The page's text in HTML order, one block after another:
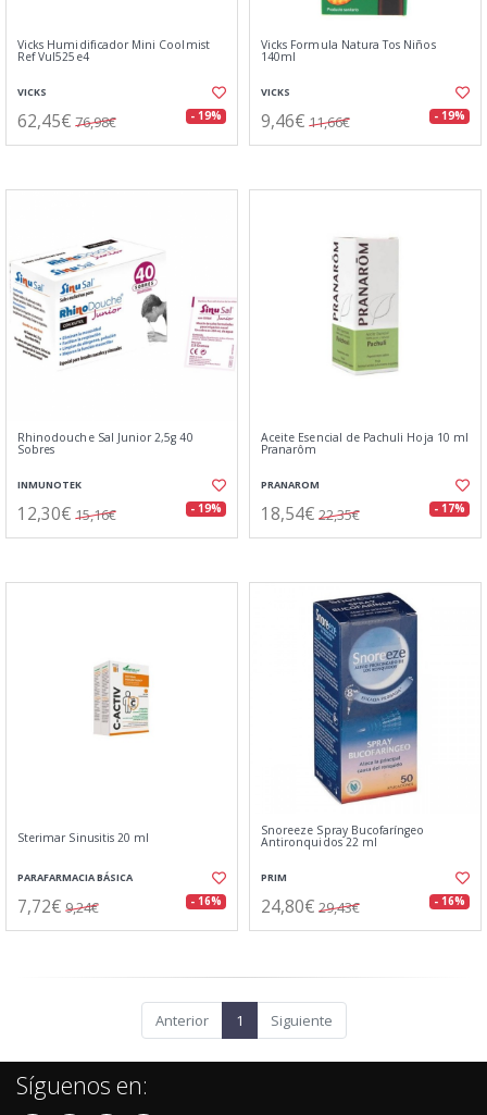
Vicks Humidificador Mini Coolmist
Ref Vul525e4
VICKS
62,45€ 76,98€ - 19%
Vicks Formula Natura Tos Niños
140ml
VICKS
9,46€ 11,66€ - 19%
Rhinodouche Sal Junior 2,5g 40
Sobres
INMUNOTEK
12,30€ 15,16€ - 19%
Aceite Esencial de Pachuli Hoja 10 ml
Pranarôm
PRANAROM
18,54€ 22,35€ - 17%
Sterimar Sinusitis 20 ml
PARAFARMACIA BÁSICA
7,72€ 9,24€ - 16%
Snoreeze Spray Bucofaríngeo
Antironquidos 22 ml
PRIM
24,80€ 29,43€ - 16%
Anterior 1 Siguiente
Síguenos en: